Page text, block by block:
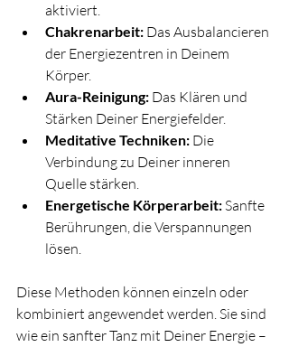
aktiviert.
Chakrenarbeit: Das Ausbalancieren
der Energiezentren in Deinem
Körper.
Aura-Reinigung: Das Klären und
Stärken Deiner Energiefelder.
Meditative Techniken: Die
Verbindung zu Deiner inneren
Quelle stärken.
Energetische Körperarbeit: Sanfte
Berührungen, die Verspannungen
lösen.
Diese Methoden können einzeln oder
kombiniert angewendet werden. Sie sind
wie ein sanfter Tanz mit Deiner Energie –